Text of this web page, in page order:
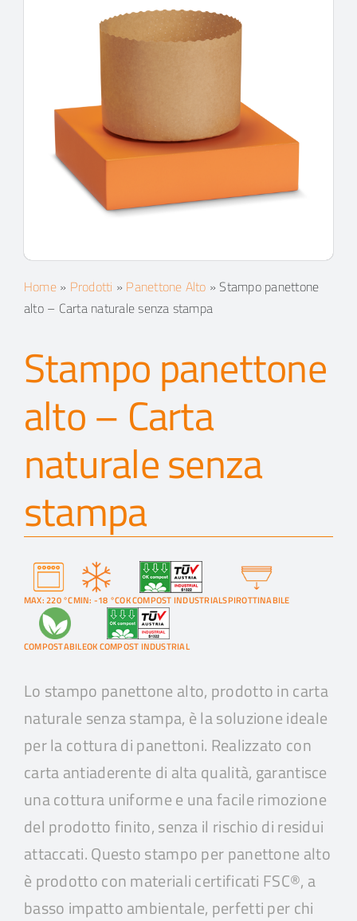
Home» Prodotti » Panettone Alto » Stampo panettone
alto – Carta naturale senza stampa
Stampo panettone
alto – Carta
naturale senza
stampa
MAX: 220 °CMIN: -18 °COK COMPOST INDUSTRIALSPIROTTINABILE
COMPOSTABILEOK COMPOST INDUSTRIAL
Lo stampo panettone alto, prodotto in carta
naturale senza stampa, è la soluzione ideale
per la cottura di panettoni. Realizzato con
carta antiaderente di alta qualità, garantisce
una cottura uniforme e una facile rimozione
del prodotto finito, senza il rischio di residui
attaccati. Questo stampo per panettone alto
è prodotto con materiali certificati FSC®, a
basso impatto ambientale, perfetti per chi